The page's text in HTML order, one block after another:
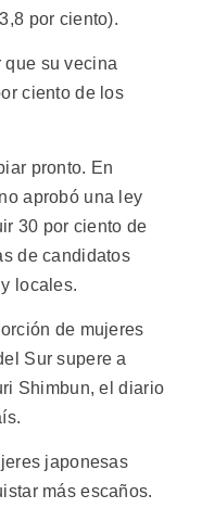
por ciento).
que su vecina
ciento de los
pronto. En
aprobó una ley
30 por ciento de
de candidatos
locales.
de mujeres
Sur supere a
Shimbun, el diario
japonesas
más escaños.